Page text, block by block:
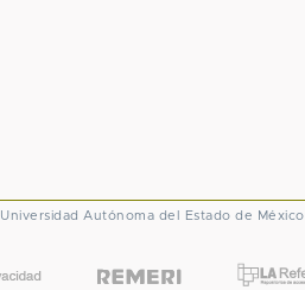
Universidad Autónoma del Estado de México